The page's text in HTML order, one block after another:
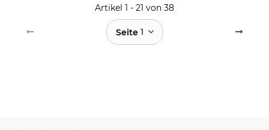
Artikel 1 - 21 von 38
Seite 1